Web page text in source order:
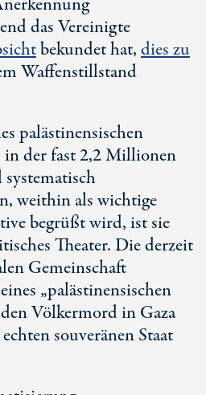
das Vereinigte
bekundet hat,dies zu
Waffenstillstand
palästinensischen
in der fast2,2 Millionen
weithin als wichtige
begrüßt wird, ist sie
Theater. Die derzeit
Gemeinschaft
„palästinensischen
Völkermord in Gaza
souveränen Staat